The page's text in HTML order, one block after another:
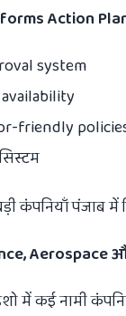
Action
system
friendly
कंपनियाँ पंजाब में
Aerospace
में कई नामी